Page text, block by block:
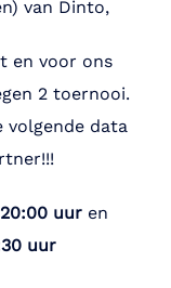
van Dinto,
en voor ons
2 toernooi.
data
20:00 uur en
uur